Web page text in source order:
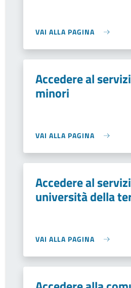
VAI ALLA PAGINA
Accedere al
minori
VAI ALLA PAGINA
Accedere al
università della
VAI ALLA PAGINA